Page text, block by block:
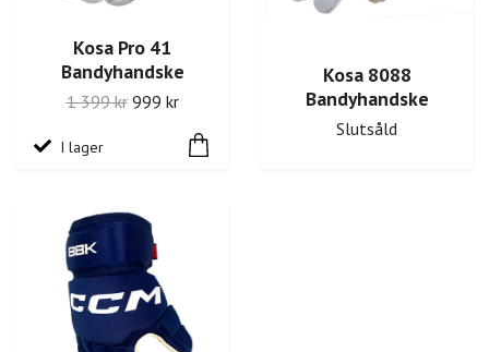
Kosa Pro 41
Bandyhandske
1 399 kr 999 kr
I lager
Kosa 8088
Bandyhandske
Slutsåld